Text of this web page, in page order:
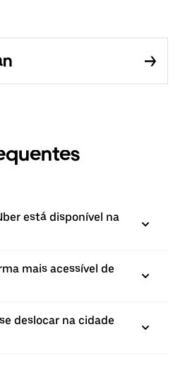
está disponível na
mais acessível de
deslocar na cidade